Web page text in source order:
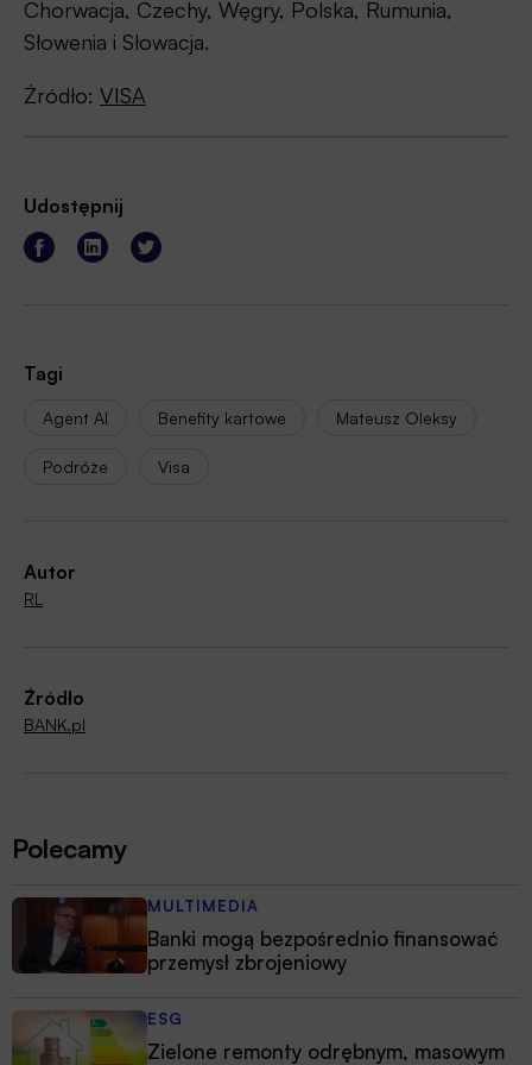
Chorwacja, Czechy, Węgry, Polska, Rumunia,
Słowenia i Słowacja.
Źródło: VISA
Udostępnij
Tagi
Agent AI Benefity kartowe Mateusz Oleksy
Podróże Visa
Autor
RL
Źródło
BANK.pl
Polecamy
MULTIMEDIA
Banki mogą bezpośrednio finansować
przemysł zbrojeniowy
ESG
Zielone remonty odrębnym, masowym